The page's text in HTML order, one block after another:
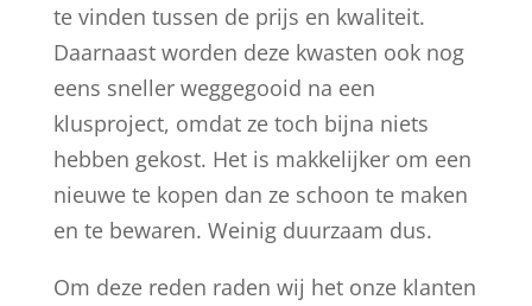
te vinden tussen de prijs en kwaliteit.
Daarnaast worden deze kwasten ook nog
eens sneller weggegooid na een
klusproject, omdat ze toch bijna niets
hebben gekost. Het is makkelijker om een
nieuwe te kopen dan ze schoon te maken
en te bewaren. Weinig duurzaam dus.
Om deze reden raden wij het onze klanten